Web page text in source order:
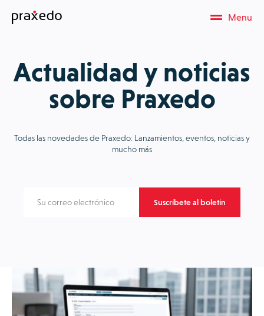
Menu
Actualidad y noticias
sobre Praxedo
Todas las novedades de Praxedo: Lanzamientos, eventos, noticias y
mucho más